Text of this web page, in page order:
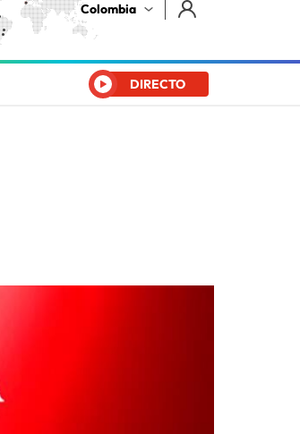
Colombia
DIRECTO